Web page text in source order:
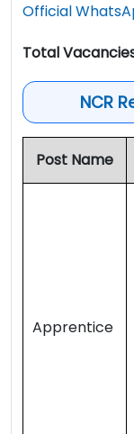
Official
Total
NCR
Post Name
Apprentice